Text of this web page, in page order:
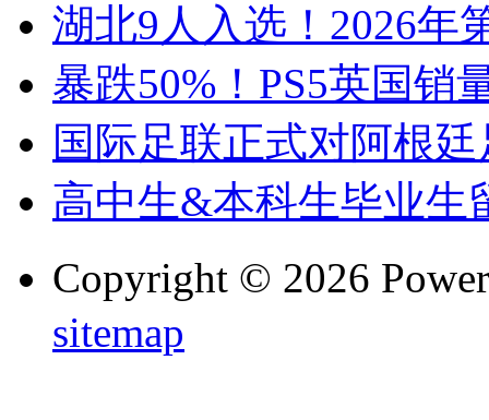
湖北9人入选！2026年
暴跌50%！PS5英国销
国际足联正式对阿根
高中生&本科生毕业生
Copyright © 2026
sitemap